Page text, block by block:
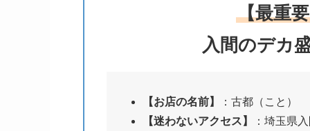
【最重
入間のデカ
【お店の名前】
：古都（こと）
【迷わないアクセス】
：埼玉県